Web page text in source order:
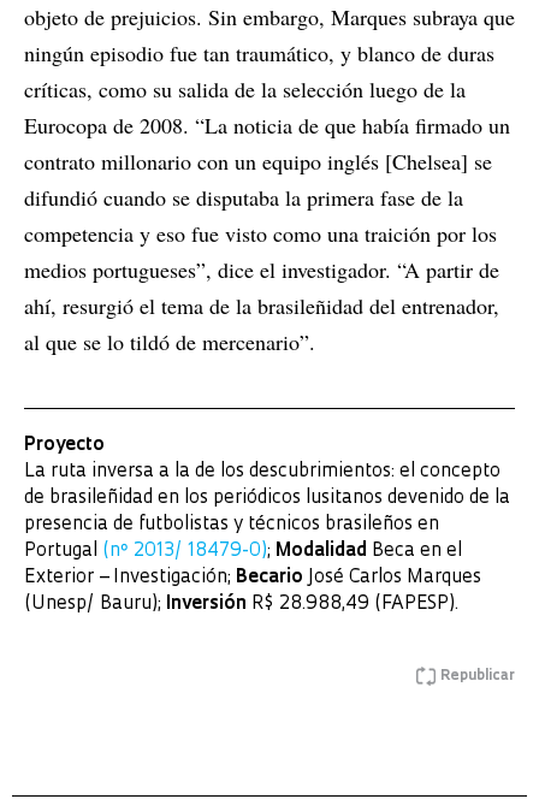
objeto de prejuicios. Sin embargo, Marques subraya que
ningún episodio fue tan traumático, y blanco de duras
críticas, como su salida de la selección luego de la
Eurocopa de 2008. “La noticia de que había firmado un
contrato millonario con un equipo inglés [Chelsea] se
difundió cuando se disputaba la primera fase de la
competencia y eso fue visto como una traición por los
medios portugueses”, dice el investigador. “A partir de
ahí, resurgió el tema de la brasileñidad del entrenador,
al que se lo tildó de mercenario”.
Proyecto
La ruta inversa a la de los descubrimientos: el concepto
de brasileñidad en los periódicos lusitanos devenido de la
presencia de futbolistas y técnicos brasileños en
Portugal (nº 2013/ 18479-0); Modalidad Beca en el
Exterior – Investigación; Becario José Carlos Marques
(Unesp/ Bauru);
Inversión R$ 28.988,49 (FAPESP).
Republicar